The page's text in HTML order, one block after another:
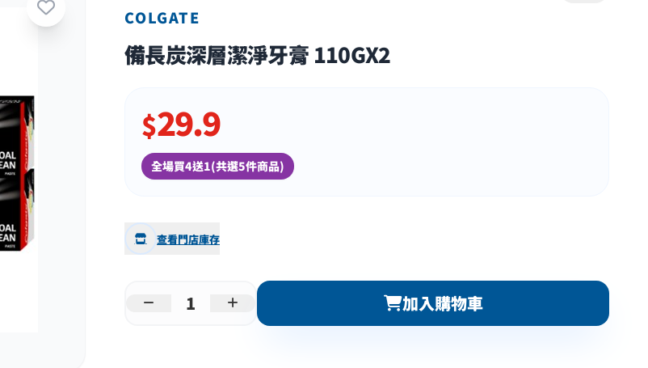
COLGATE
備長炭深層潔淨牙膏 110GX2
$29.9
全場買4送1(共選5件商品)
查看門店庫存
加入購物車